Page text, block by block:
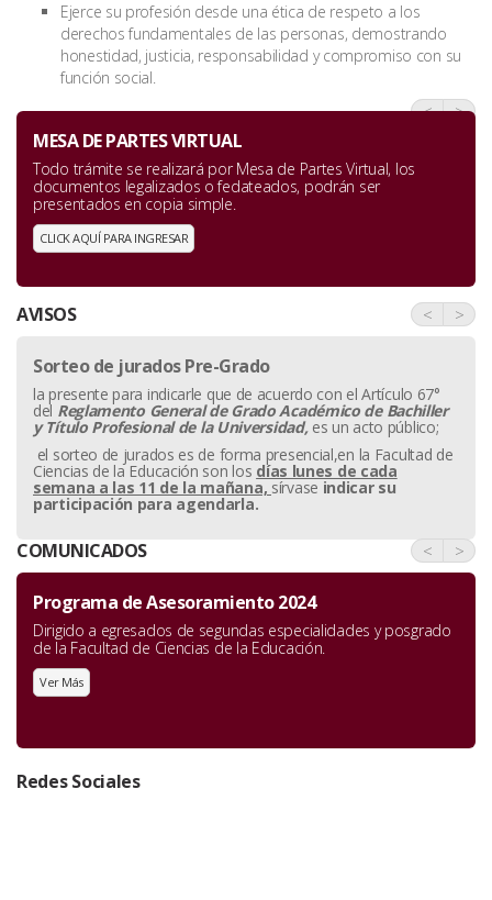
Ejerce su profesión desde una ética de respeto a los
derechos fundamentales de las personas, demostrando
honestidad, justicia, responsabilidad y compromiso con su
función social.
< >
MESA DE PARTES VIRTUAL
Todo trámite se realizará por Mesa de Partes Virtual, los
documentos legalizados o fedateados, podrán ser
presentados en copia simple.
CLICK AQUÍ PARA INGRESAR
AVISOS < >
Sorteo de jurados Pre-Grado
la presente para indicarle que de acuerdo con el Artículo 67°
del Reglamento General de Grado Académico de Bachiller
yTítulo Profesional de la Universidad, es un acto público;
el sorteo de jurados es de forma presencial,en la Facultad de
Ciencias de la Educación son los días lunes de cada
semana a las 11 de la mañana, sírvase indicar su
participación para agendarla.
COMUNICADOS < >
Programa de Asesoramiento 2024
Dirigido a egresados de segundas especialidades y posgrado
de la Facultad de Ciencias de la Educación.
Ver Más
Redes Sociales